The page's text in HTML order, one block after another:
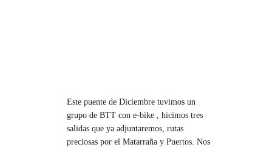
Este puente de Diciembre tuvimos un
grupo de BTT con e-bike , hicimos tres
salidas que ya adjuntaremos, rutas
preciosas por el Matarraña y Puertos. Nos